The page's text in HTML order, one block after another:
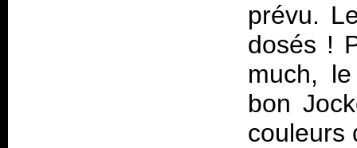
prévu.
dosés !
much,
bon
couleurs